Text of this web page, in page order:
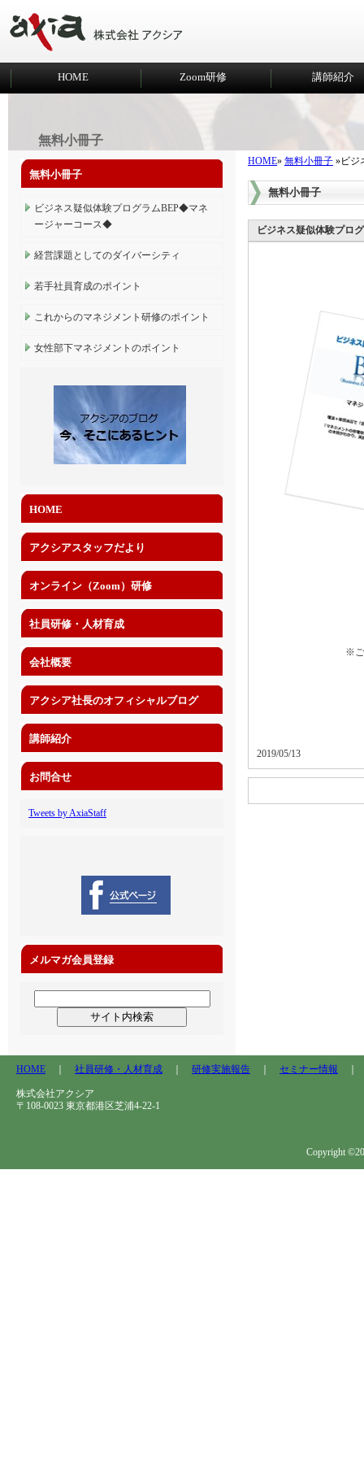
HOME Zoom研修 講師紹介
無料小冊子
HOME» 無料小冊子 »ビジ
無料小冊子
ビジネス疑似体験プロ
※ご
2019/05/13
無料小冊子
ビジネス疑似体験プログラムBEP◆マネ
ージャーコース◆
経営課題としてのダイバーシティ
若手社員育成のポイント
これからのマネジメント研修のポイント
女性部下マネジメントのポイント
HOME
アクシアスタッフだより
オンライン（Zoom）研修
社員研修・人材育成
会社概要
アクシア社長のオフィシャルブログ
講師紹介
お問合せ
Tweets by AxiaStaff
メルマガ会員登録
HOME 社員研修・人材育成 研修実施報告 セミナー情報
株式会社アクシア
〒108-0023 東京都港区芝浦4-22-1
Copyright